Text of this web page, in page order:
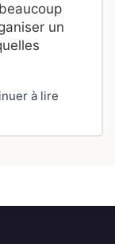
un
à lire